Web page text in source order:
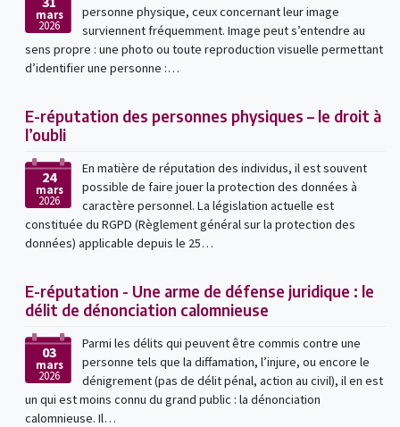
mars
2026
personne physique, ceux concernant leur image
surviennent fréquemment. Image peut s’entendre au
sens propre : une photo ou toute reproduction visuelle permettant
d’identifier une personne :…
E-réputation des personnes physiques – le droit à
l’oubli
24
mars
2026
En matière de réputation des individus, il est souvent
possible de faire jouer la protection des données à
caractère personnel. La législation actuelle est
constituée du RGPD (Règlement général sur la protection des
données) applicable depuis le 25…
E-réputation - Une arme de défense juridique : le
délit de dénonciation calomnieuse
03
mars
2026
Parmi les délits qui peuvent être commis contre une
personne tels que la diffamation, l’injure, ou encore le
dénigrement (pas de délit pénal, action au civil), il en est
un qui est moins connu du grand public : la dénonciation
calomnieuse. Il…